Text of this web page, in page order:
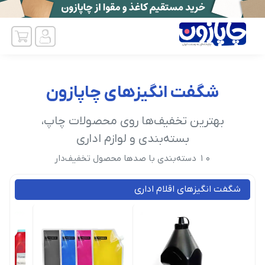
شگفت انگیزهای چاپازون
بهترین تخفیف‌ها روی محصولات چاپ،
بسته‌بندی و لوازم اداری
10 دسته‌بندی با صدها محصول تخفیف‌دار
شگفت انگیزهای اقلام اداری